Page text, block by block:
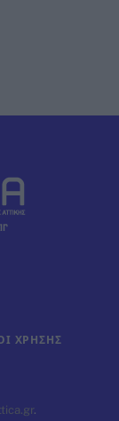
ΧΡΗΣΗΣ
.